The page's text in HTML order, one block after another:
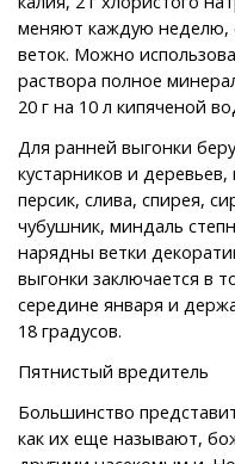
меняют каждую неделю,
веток. Можно
раствора полное
20 г на 10 л кипяченой
Для ранней выгонки
кустарников и
персик, слива, спирея,
чубушник, миндаль
нарядны ветки
выгонки заключается в
середине января и
18 градусов.
Пятнистый вредитель
Большинство
как их еще называют,